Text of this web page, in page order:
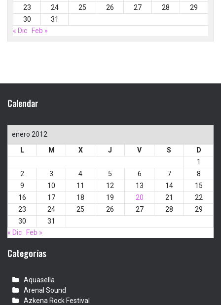
23
24 25 26 27 28
29
30
31
« Dic
Feb »
Calendar
enero 2012
L
M X J V S
D
1
2
3 4 5 6 7
8
9
10 11 12 13 14
15
16
17 18 19 20 21
22
23
24 25 26 27 28
29
30
31
« Dic
Feb »
Categorías
Aquasella
Arenal Sound
Azkena Rock Festival